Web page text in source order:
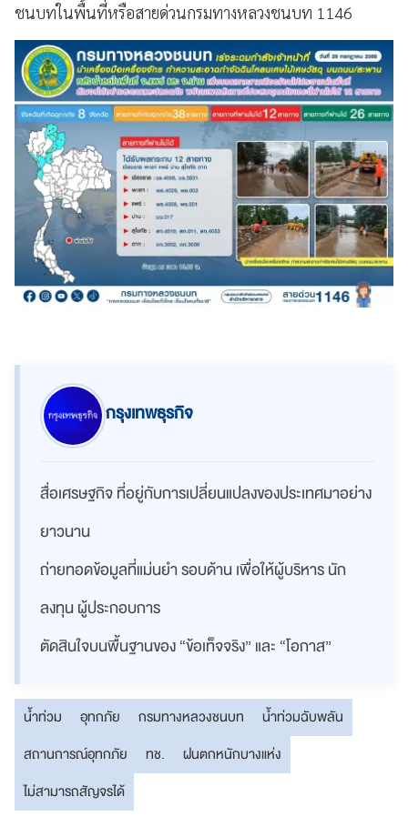
ชนบทในพื้นที่หรือสายด่วนกรมทางหลวงชนบท 1146
กรุงเทพธุรกิจ
สื่อเศรษฐกิจ ที่อยู่กับการเปลี่ยนแปลงของประเทศมาอย่าง
ยาวนาน
ถ่ายทอดข้อมูลที่แม่นยำ รอบด้าน เพื่อให้ผู้บริหาร นัก
ลงทุน ผู้ประกอบการ
ตัดสินใจบนพื้นฐานของ “ข้อเท็จจริง” และ “โอกาส”
น้ำท่วม อุทกภัย กรมทางหลวงชนบท
น้ำท่วมฉับพลัน
สถานการณ์อุทกภัย
ทช.
ฝนตกหนักบางแห่ง
ไม่สามารถสัญจรได้